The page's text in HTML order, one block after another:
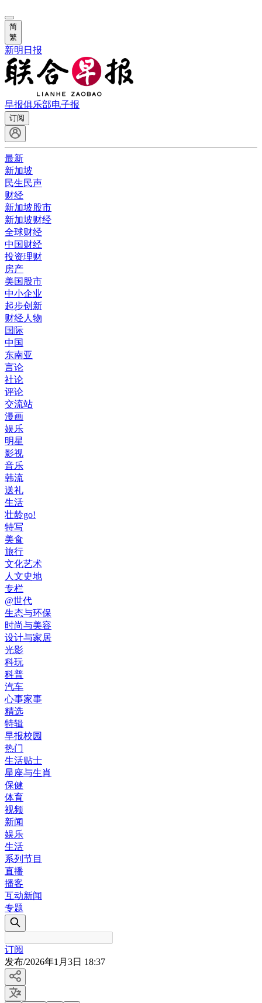
简
繁
新明日报
早报俱乐部电子报
订阅
最新
新加坡
民生民声
财经
新加坡股市
新加坡财经
全球财经
中国财经
投资理财
房产
美国股市
中小企业
起步创新
财经人物
国际
中国
东南亚
言论
社论
评论
交流站
漫画
娱乐
明星
影视
音乐
韩流
送礼
生活
壮龄go!
特写
美食
旅行
文化艺术
人文史地
专栏
@世代
生态与环保
时尚与美容
设计与家居
光影
科玩
科普
汽车
心事家事
精选
特辑
早报校园
热门
生活贴士
星座与生肖
保健
体育
视频
新闻
娱乐
生活
系列节目
直播
播客
互动新闻
专题
订阅
发布/2026年1月3日 18:37